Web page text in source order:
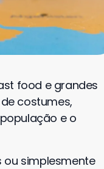
food e grandes
costumes,
e o
ou simplesmente